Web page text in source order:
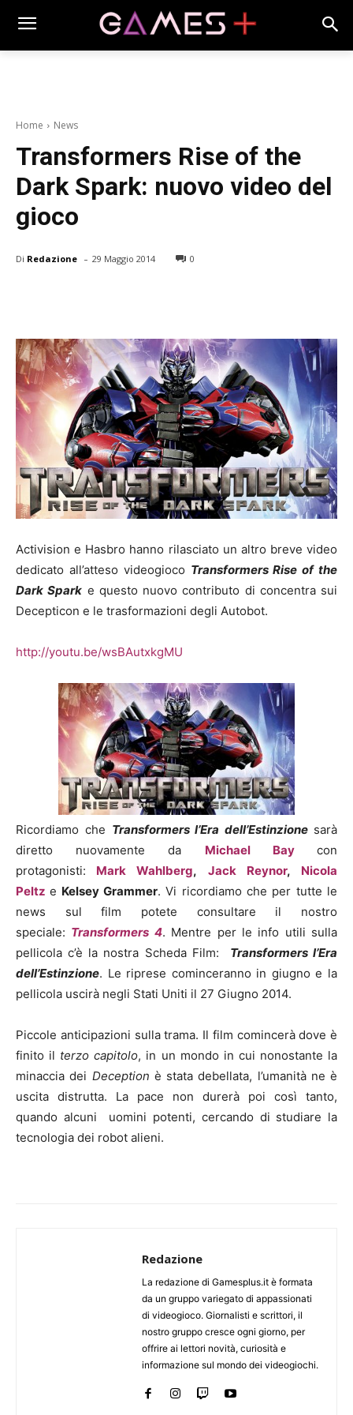
Home News
Transformers Rise of the
Dark Spark: nuovo video del
gioco
Di Redazione - 29 Maggio 2014 0
Activision e Hasbro hanno rilasciato un altro breve video
dedicato all’atteso videogioco Transformers Rise of the
Dark Spark e questo nuovo contributo di concentra sui
Decepticon e le trasformazioni degli Autobot.
http://youtu.be/wsBAutxkgMU
Ricordiamo che Transformers l’Era dell’Estinzione sarà
diretto nuovamente da Michael Bay
con
protagonisti:
Mark Wahlberg, Jack Reynor,
Nicola
Peltze Kelsey Grammer. Vi ricordiamo che per tutte le
news sul film potete consultare il nostro
speciale: Transformers 4. Mentre per le info utili sulla
pellicola c’è la nostra Scheda Film: Transformers l’Era
dell’Estinzione. Le riprese cominceranno in giugno e la
pellicola uscirà negli Stati Uniti il 27 Giugno 2014.
Piccole anticipazioni sulla trama. Il film comincerà dove è
finito il terzo capitolo, in un mondo in cui nonostante la
minaccia dei Deception è stata debellata, l’umanità ne è
uscita distrutta. La pace non durerà poi così tanto,
quando alcuni uomini potenti, cercando di studiare la
tecnologia dei robot alieni.
Redazione
La redazione di Gamesplus.it è formata
da un gruppo variegato di appassionati
di videogioco. Giornalisti e scrittori, il
nostro gruppo cresce ogni giorno, per
offrire ai lettori novità, curiosità e
informazione sul mondo dei videogiochi.